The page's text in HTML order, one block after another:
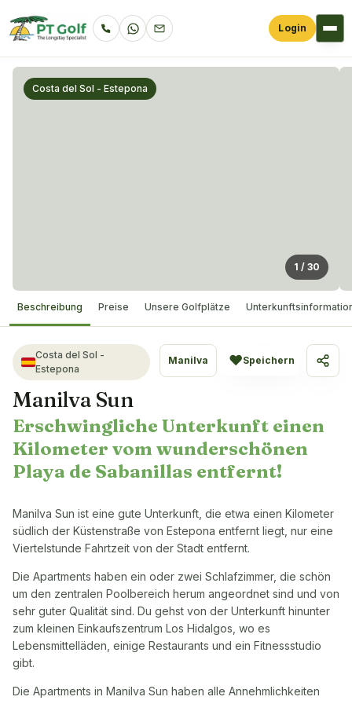
Login
Costa del Sol - Estepona
1 / 30
Beschreibung Preise Unsere Golfplätze
Manilva ♥Speichern
Costa del Sol -
Estepona
Manilva Sun
Erschwingliche Unterkunft einen
Kilometer vom wunderschönen
Playa de Sabanillas entfernt!
Manilva Sun ist eine gute Unterkunft, die etwa einen Kilometer
südlich der Küstenstraße von Estepona entfernt liegt, nur eine
Viertelstunde Fahrtzeit von der Stadt entfernt.
Die Apartments haben ein oder zwei Schlafzimmer, die schön
um den zentralen Poolbereich herum angeordnet sind und von
sehr guter Qualität sind. Du gehst von der Unterkunft hinunter
zum kleinen Einkaufszentrum Los Hidalgos, wo es
Lebensmittelläden, einige Restaurants und ein Fitnessstudio
gibt.
Die Apartments in Manilva Sun haben alle Annehmlichkeiten